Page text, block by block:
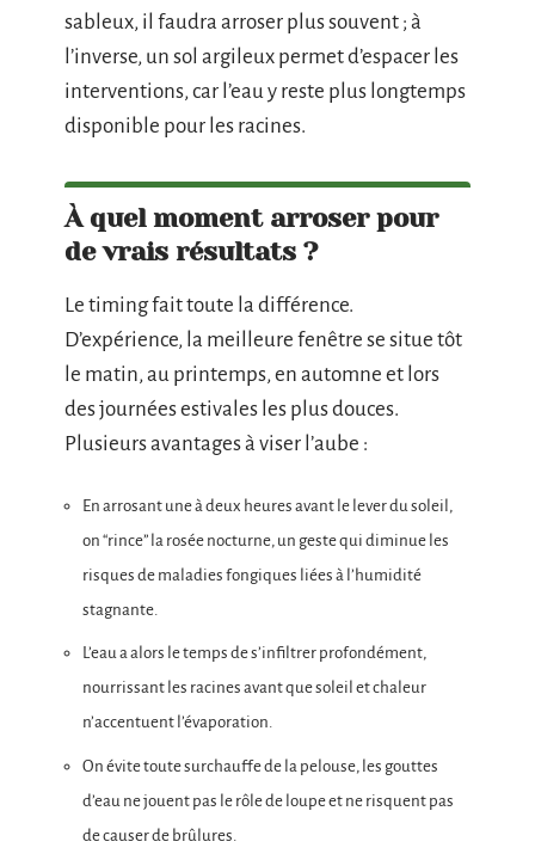
sableux, il faudra arroser plus souvent ; à
l’inverse, un sol argileux permet d’espacer les
interventions, car l’eau y reste plus longtemps
disponible pour les racines.
À quel moment arroser pour
de vrais résultats ?
Le timing fait toute la différence.
D’expérience, la meilleure fenêtre se situe tôt
le matin, au printemps, en automne et lors
des journées estivales les plus douces.
Plusieurs avantages à viser l’aube :
En arrosant une à deux heures avant le lever du soleil,
on “rince” la rosée nocturne, un geste qui diminue les
risques de maladies fongiques liées à l’humidité
stagnante.
L’eau a alors le temps de s’infiltrer profondément,
nourrissant les racines avant que soleil et chaleur
n’accentuent l’évaporation.
On évite toute surchauffe de la pelouse, les gouttes
d’eau ne jouent pas le rôle de loupe et ne risquent pas
de causer de brûlures.